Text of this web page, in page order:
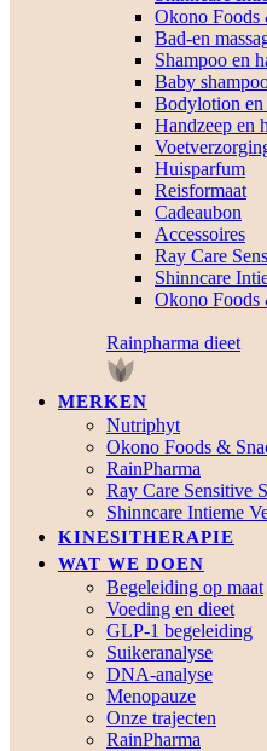
Okono Foods
Bad-en
Shampoo en
Baby
Bodylotion en
Handzeep en
Huisparfum
Reisformaat
Cadeaubon
Accessoires
Ray Care
Shinncare
Okono Foods
Rainpharma dieet
MERKEN
Nutriphyt
Okono Foods &
RainPharma
Ray Care Sensitive
Shinncare Intieme
KINESITHERAPIE
WAT WE DOEN
Begeleiding op maat
Voeding en dieet
GLP-1 begeleiding
Suikeranalyse
DNA-analyse
Menopauze
Onze trajecten
RainPharma